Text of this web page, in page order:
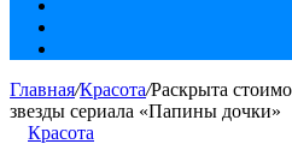
Главная/Красота/Раскрыта
звезды сериала «Папины дочки»
Красота